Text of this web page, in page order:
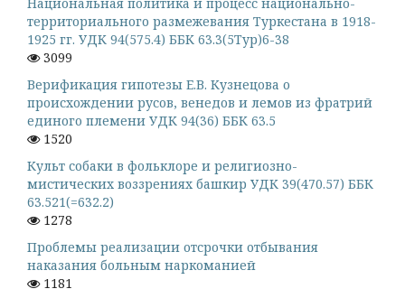
Национальная политика и процесс национально-
территориального размежевания Туркестана в 1918-
1925 гг. УДК 94(575.4) ББК 63.3(5Тур)6-38
3099
Верификация гипотезы Е.В. Кузнецова о
происхождении русов, венедов и лемов из фратрий
единого племени УДК 94(36) ББК 63.5
1520
Культ собаки в фольклоре и религиозно-
мистических воззрениях башкир УДК 39(470.57) ББК
63.521(=632.2)
1278
Проблемы реализации отсрочки отбывания
наказания больным наркоманией
1181